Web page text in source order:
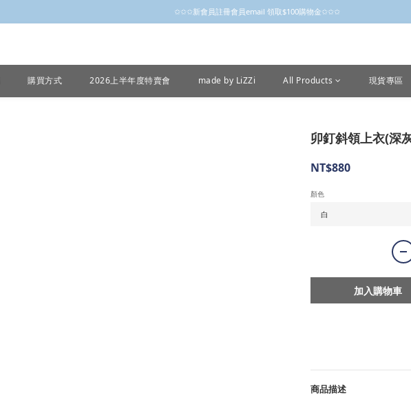
✩✩✩新會員註冊會員email 領取$100購物金✩✩✩
✩✩✩新會員註冊會員email 領取$100購物金✩✩✩
購買方式 2026上半年度特賣會 made by LiZZi All Products 現貨專區
卯釘斜領上衣(深
NT$880
顏色
加入購物車
商品描述